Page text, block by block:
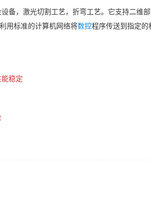
备，激光切割工艺，折弯工艺。它支持二维
用标准的计算机网络将数控程序传送到指定的
稳定